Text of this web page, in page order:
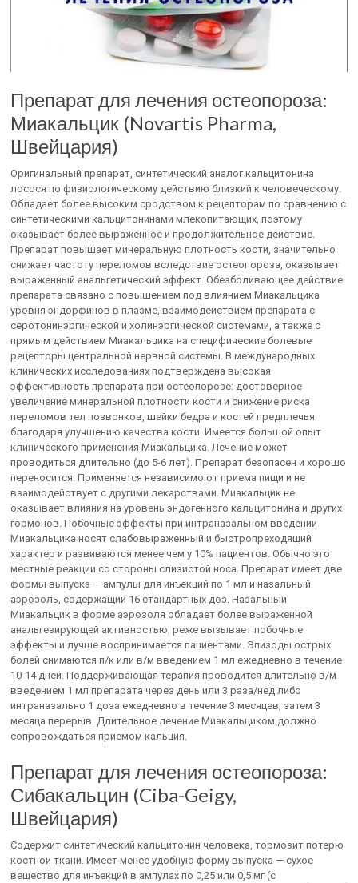
Препарат для лечения остеопороза:
Миакальцик (Novartis Pharma,
Швейцария)
Оригинальный препарат, синтетический аналог кальцитонина
лосося по физиологическому действию близкий к человеческому.
Обладает более высоким сродством к рецепторам по сравнению с
синтетическими кальцитонинами млекопитающих, поэтому
оказывает более выраженное и продолжительное действие.
Препарат повышает минеральную плотность кости, значительно
снижает частоту переломов вследствие остеопороза, оказывает
выраженный анальгетический эффект. Обезболивающее действие
препарата связано с повышением под влиянием Миакальцика
уровня эндорфинов в плазме, взаимодействием препарата с
серотонинэргической и холинэргической системами, а также с
прямым действием Миакальцика на специфические болевые
рецепторы центральной нервной системы. В международных
клинических исследованиях подтверждена высокая
эффективность препарата при остеопорозе: достоверное
увеличение минеральной плотности кости и снижение риска
переломов тел позвонков, шейки бедра и костей предплечья
благодаря улучшению качества кости. Имеется большой опыт
клинического применения Миакальцика. Лечение может
проводиться длительно (до 5-6 лет). Препарат безопасен и хорошо
переносится. Применяется независимо от приема пищи и не
взаимодействует с другими лекарствами. Миакальцик не
оказывает влияния на уровень эндогенного кальцитонина и других
гормонов. Побочные эффекты при интраназальном введении
Миакальцика носят слабовыраженный и быстропреходящий
характер и развиваются менее чем у 10% пациентов. Обычно это
местные реакции со стороны слизистой носа. Препарат имеет две
формы выпуска — ампулы для инъекций по 1 мл и назальный
аэрозоль, содержащий 16 стандартных доз. Назальный
Миакальцик в форме аэрозоля обладает более выраженной
анальгезирующей активностью, реже вызывает побочные
эффекты и лучше воспринимается пациентами. Эпизоды острых
болей снимаются п/к или в/м введением 1 мл ежедневно в течение
10-14 дней. Поддерживающая терапия проводится длительно в/м
введением 1 мл препарата через день или 3 раза/нед либо
интраназально 1 доза ежедневно в течение 3 месяцев, затем 3
месяца перерыв. Длительное лечение Миакальциком должно
сопровождаться приемом кальция.
Препарат для лечения остеопороза:
Сибакальцин (Ciba-Geigy,
Швейцария)
Содержит синтетический кальцитонин человека, тормозит потерю
костной ткани. Имеет менее удобную форму выпуска — сухое
вещество для инъекций в ампулах по 0,25 или 0,5 мг (с